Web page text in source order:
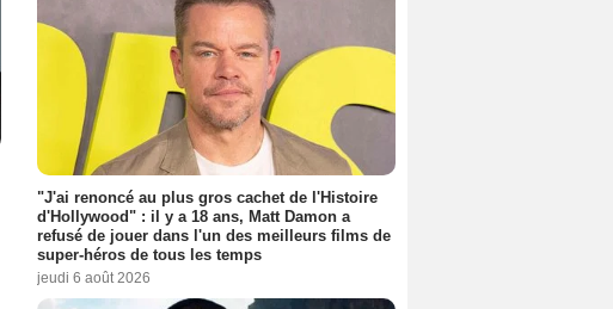
"J'ai renoncé au plus gros cachet de l'Histoire
d'Hollywood" : il y a 18 ans, Matt Damon a
refusé de jouer dans l'un des meilleurs films de
super-héros de tous les temps
jeudi 6 août 2026